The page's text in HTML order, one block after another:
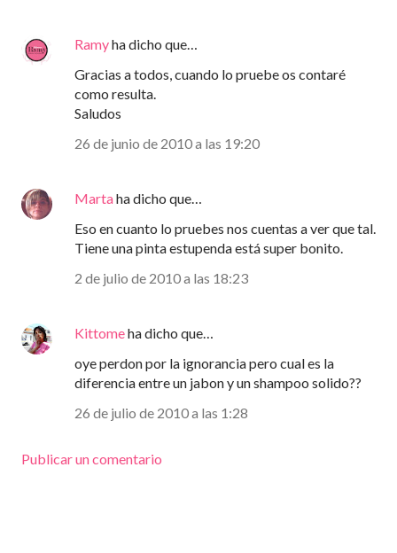
Ramyha dicho que…
Gracias a todos, cuando lo pruebe os contaré
como resulta.
Saludos
26 de junio de 2010 a las 19:20
Martaha dicho que…
Eso en cuanto lo pruebes nos cuentas a ver que tal.
Tiene una pinta estupenda está super bonito.
2 de julio de 2010 a las 18:23
Kittomeha dicho que…
oye perdon por la ignorancia pero cual es la
diferencia entre un jabon y un shampoo solido??
26 de julio de 2010 a las 1:28
Publicar un comentario